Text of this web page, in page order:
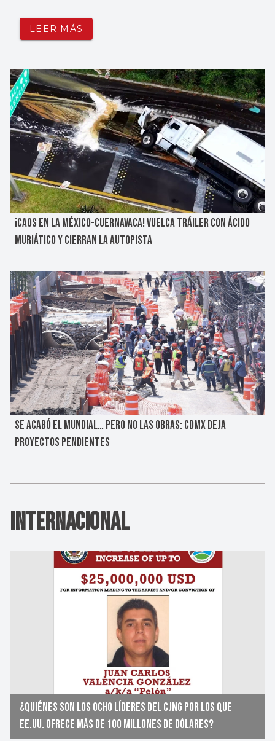
LEER MÁS
¡CAOS EN LA MÉXICO-CUERNAVACA! VUELCA TRÁILER CON ÁCIDO
MURIÁTICO Y CIERRAN LA AUTOPISTA
SE ACABÓ EL MUNDIAL… PERO NO LAS OBRAS: CDMX DEJA
PROYECTOS PENDIENTES
Internacional
¿QUIÉNES SON LOS OCHO LÍDERES DEL CJNG POR LOS QUE
EE.UU. OFRECE MÁS DE 100 MILLONES DE DÓLARES?